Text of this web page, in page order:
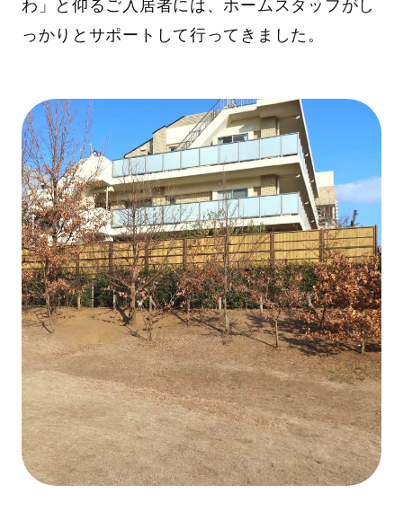
わ」と仰るご入居者には、ホームスタッフがし
っかりとサポートして行ってきました。